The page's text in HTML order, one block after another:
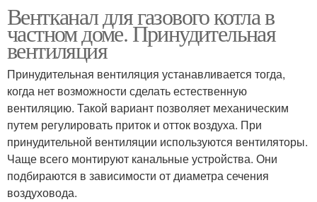
Вентканал для газового котла в
частном доме. Принудительная
вентиляция
Принудительная вентиляция устанавливается тогда,
когда нет возможности сделать естественную
вентиляцию. Такой вариант позволяет механическим
путем регулировать приток и отток воздуха. При
принудительной вентиляции используются вентиляторы.
Чаще всего монтируют канальные устройства. Они
подбираются в зависимости от диаметра сечения
воздуховода.